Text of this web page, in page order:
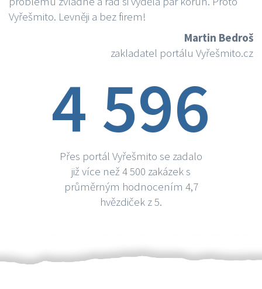
Vyřešmito. Levněji a bez firem!
Martin Bedroš
zakladatel portálu Vyřešmito.cz
4 596
Přes portál Vyřešmito se zadalo
již více než 4 500 zakázek s
průměrným hodnocením 4,7
hvězdiček z 5.